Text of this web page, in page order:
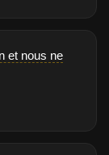
et nous ne